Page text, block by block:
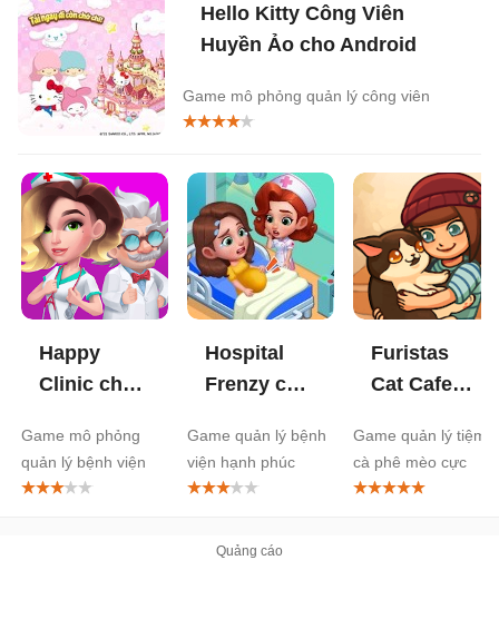
Hello Kitty Công Viên
Huyền Ảo cho Android
Game mô phỏng quản lý công viên
Happy
Clinic cho
Game mô phỏng
quản lý bệnh viện
Hospital
Frenzy cho
Game quản lý bệnh
viện hạnh phúc
Furistas
Cat Cafe
Android
Game quản lý tiệm
cà phê mèo cực
đáng yêu